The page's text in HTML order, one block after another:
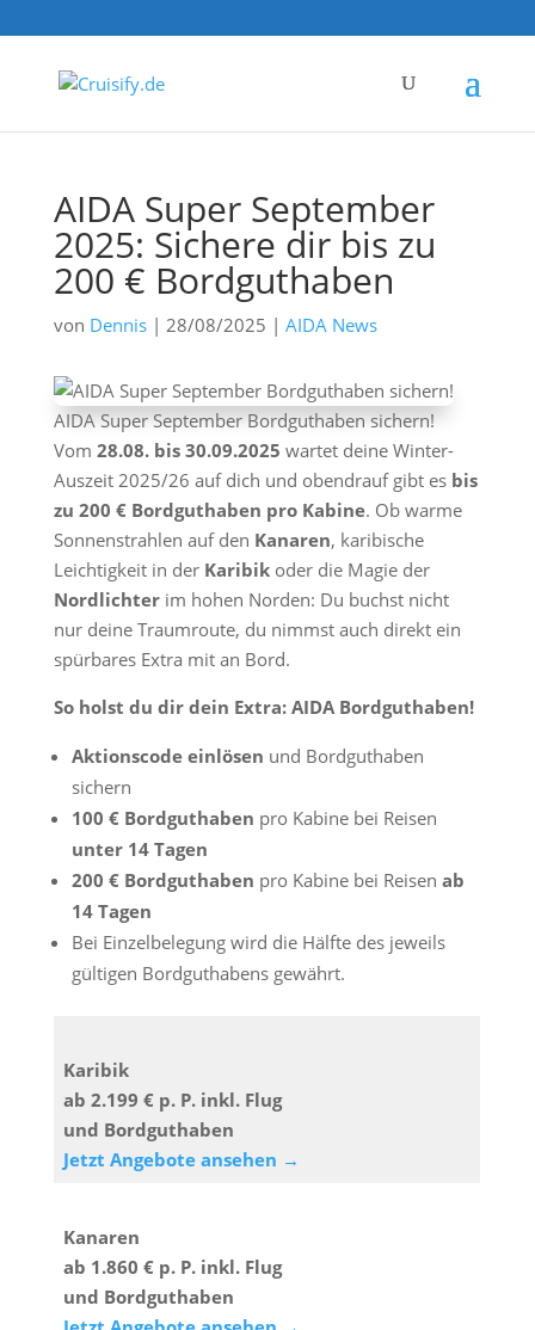
AIDA Super September
2025: Sichere dir bis zu
200 € Bordguthaben
von Dennis| 28/08/2025 | AIDA News
AIDA Super September Bordguthaben sichern!
Vom 28.08. bis 30.09.2025 wartet deine Winter-
Auszeit 2025/26 auf dich und obendrauf gibt es bis
zu 200 € Bordguthaben pro Kabine. Ob warme
Sonnenstrahlen auf den Kanaren, karibische
Leichtigkeit in der Karibikoder die Magie der
Nordlichterim hohen Norden: Du buchst nicht
nur deine Traumroute, du nimmst auch direkt ein
spürbares Extra mit an Bord.
So holst du dir dein Extra: AIDA Bordguthaben!
Aktionscode einlösen und Bordguthaben
sichern
100 € Bordguthaben pro Kabine bei Reisen
unter 14 Tagen
200 € Bordguthaben pro Kabine bei Reisen ab
14 Tagen
Bei Einzelbelegung wird die Hälfte des jeweils
gültigen Bordguthabens gewährt.
Karibik
ab 2.199 € p. P. inkl. Flug
und Bordguthaben
Jetzt Angebote ansehen →
Kanaren
ab 1.860 € p. P. inkl. Flug
und Bordguthaben